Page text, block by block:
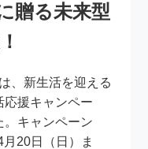
贈る未来型
、新生活を迎える
応援キャンペー
。キャンペーン
20日（日）ま